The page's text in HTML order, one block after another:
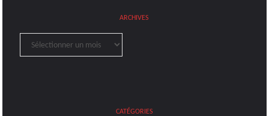
ARCHIVES
Archives
CATÉGORIES